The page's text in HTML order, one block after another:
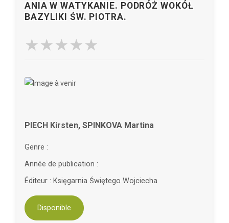
ANIA W WATYKANIE. PODRÓŻ WOKÓŁ
BAZYLIKI ŚW. PIOTRA.
PIECH Kirsten, SPINKOVA Martina
Genre :
Année de publication :
Éditeur : Księgarnia Świętego Wojciecha
Disponible